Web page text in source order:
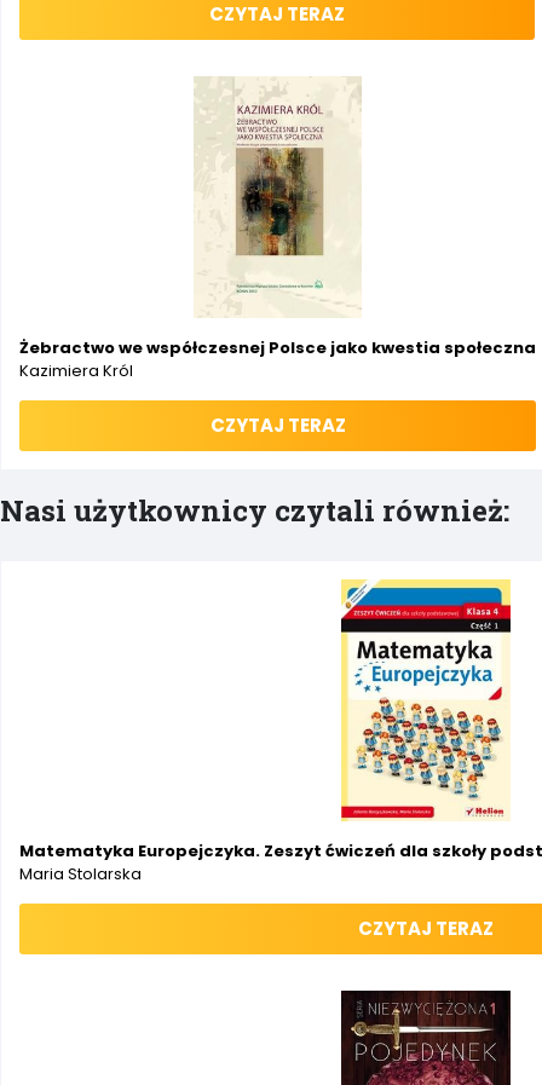
CZYTAJ TERAZ
Żebractwo we współczesnej Polsce jako kwestia społeczna
Kazimiera Król
CZYTAJ TERAZ
Nasi użytkownicy czytali również:
Matematyka Europejczyka. Zeszyt ćwiczeń dla szkoły
Maria Stolarska
CZYTAJ TERAZ